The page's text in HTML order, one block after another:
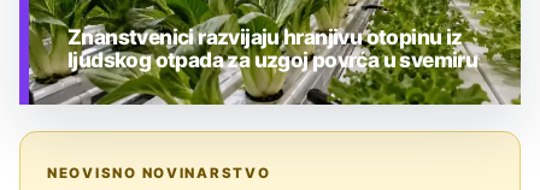
Znanstvenici razvijaju hranjivu otopinu iz
ljudskog otpada za uzgoj povrća u svemiru
NEOVISNO NOVINARSTVO